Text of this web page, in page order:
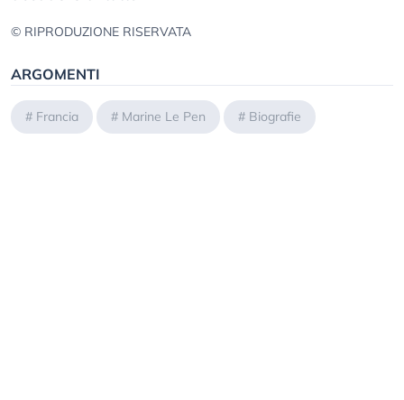
© RIPRODUZIONE RISERVATA
ARGOMENTI
# Francia # Marine Le Pen # Biografie